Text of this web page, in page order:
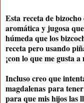
Esta receta de
aromática y jugosa
húmeda que los
receta pero usando
¡con lo que me gusta
Incluso creo que
magdalenas para
para que mis hijos las